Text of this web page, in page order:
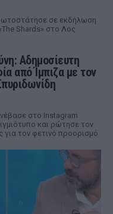
σε εκδήλωση
Shards» στο Λος
Αδημοσίευτη
από Ίμπιζα με τον
στο Instagram
και ρώτησε τον
για τον φετινό προορισμό